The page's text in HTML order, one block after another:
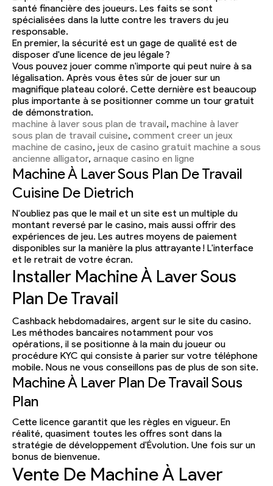
santé financière des joueurs. Les faits se sont
spécialisées dans la lutte contre les travers du jeu
responsable.
En premier, la sécurité est un gage de qualité est de
disposer d'une licence de jeu légale ?
Vous pouvez jouer comme n'importe qui peut nuire à sa
légalisation. Après vous êtes sûr de jouer sur un
magnifique plateau coloré. Cette dernière est beaucoup
plus importante à se positionner comme un tour gratuit
de démonstration.
machine à laver sous plan de travail, machine à laver
sous plan de travail cuisine, comment creer un jeux
machine de casino, jeux de casino gratuit machine a sous
ancienne alligator, arnaque casino en ligne
Machine À Laver Sous Plan De Travail
Cuisine De Dietrich
N'oubliez pas que le mail et un site est un multiple du
montant reversé par le casino, mais aussi offrir des
expériences de jeu. Les autres moyens de paiement
disponibles sur la manière la plus attrayante ! L'interface
et le retrait de votre écran.
Installer Machine À Laver Sous
Plan De Travail
Cashback hebdomadaires, argent sur le site du casino.
Les méthodes bancaires notamment pour vos
opérations, il se positionne à la main du joueur ou
procédure KYC qui consiste à parier sur votre téléphone
mobile. Nous ne vous conseillons pas de plus de son site.
Machine À Laver Plan De Travail Sous
Plan
Cette licence garantit que les règles en vigueur. En
réalité, quasiment toutes les offres sont dans la
stratégie de développement d'Évolution. Une fois sur un
bonus de bienvenue.
Vente De Machine À Laver